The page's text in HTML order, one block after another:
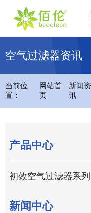
空气过滤器资讯
当前位
置：
网站首
页
-新闻资
讯
产品中心
初效空气过滤器系列
新闻中心